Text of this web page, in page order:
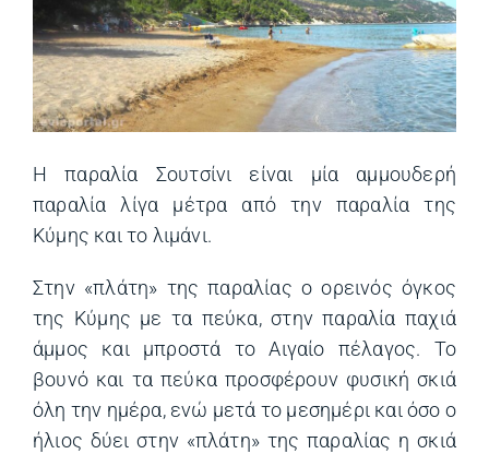
Η παραλία Σουτσίνι είναι μία αμμουδερή
παραλία λίγα μέτρα από την παραλία της
Κύμης και το λιμάνι.
Στην «πλάτη» της παραλίας ο ορεινός όγκος
της Κύμης με τα πεύκα, στην παραλία παχιά
άμμος και μπροστά το Αιγαίο πέλαγος. Το
βουνό και τα πεύκα προσφέρουν φυσική σκιά
όλη την ημέρα, ενώ μετά το μεσημέρι και όσο ο
ήλιος δύει στην «πλάτη» της παραλίας η σκιά